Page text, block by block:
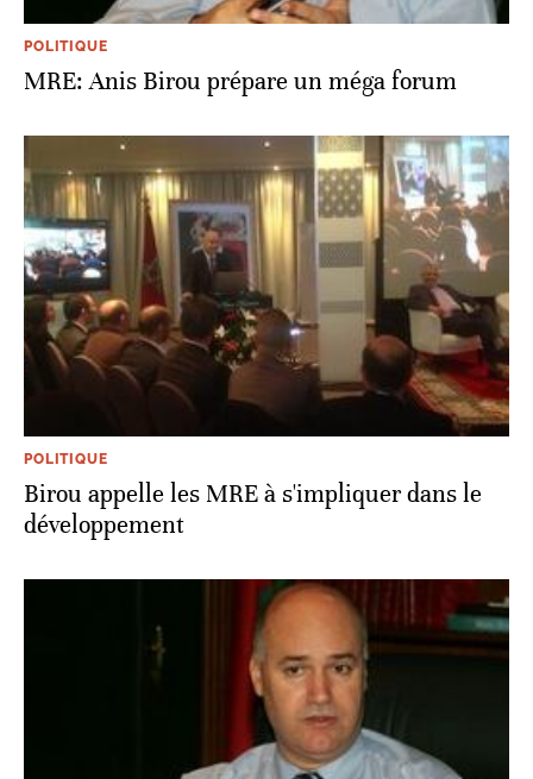
POLITIQUE
MRE: Anis Birou prépare un méga forum
POLITIQUE
Birou appelle les MRE à s'impliquer dans le
développement